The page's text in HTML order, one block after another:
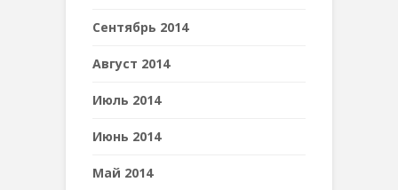
Сентябрь 2014
Август 2014
Июль 2014
Июнь 2014
Май 2014